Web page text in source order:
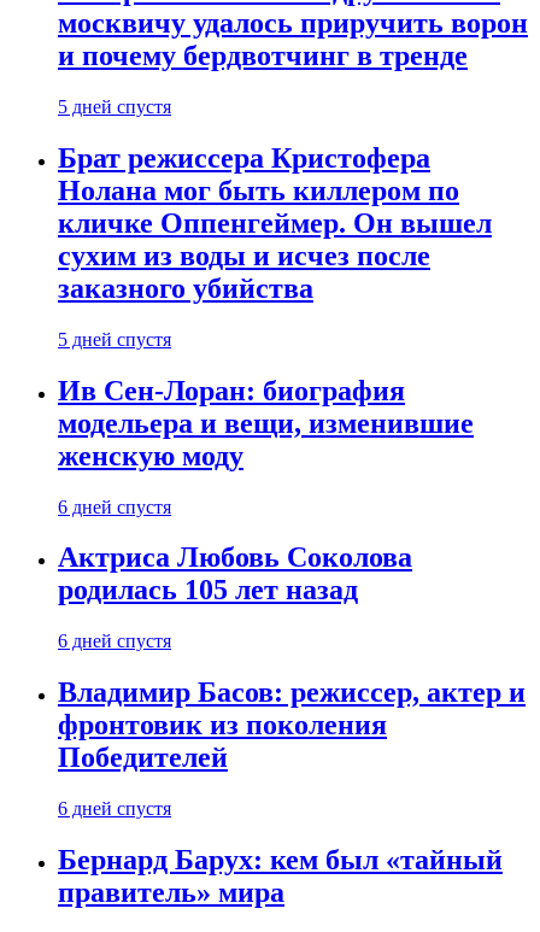
москвичу удалось приручить ворон
и почему бердвотчинг в тренде
5 дней спустя
Брат режиссера Кристофера
Нолана мог быть киллером по
кличке Оппенгеймер. Он вышел
сухим из воды и исчез после
заказного убийства
5 дней спустя
Ив Сен-Лоран: биография
модельера и вещи, изменившие
женскую моду
6 дней спустя
Актриса Любовь Соколова
родилась 105 лет назад
6 дней спустя
Владимир Басов: режиссер, актер и
фронтовик из поколения
Победителей
6 дней спустя
Бернард Барух: кем был «тайный
правитель» мира